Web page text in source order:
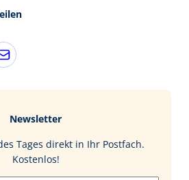
Newsletter
Tages direkt in Ihr Postfach.
Kostenlos!